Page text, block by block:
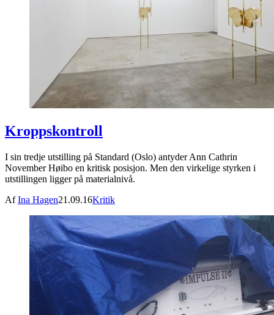
Kroppskontroll
I sin tredje utstilling på Standard (Oslo) antyder Ann Cathrin
November Høibo en kritisk posisjon. Men den virkelige styrken i
utstillingen ligger på materialnivå.
AfIna Hagen21.09.16Kritik